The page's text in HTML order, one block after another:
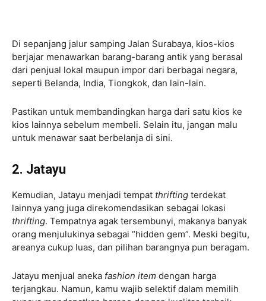
Di sepanjang jalur samping Jalan Surabaya, kios-kios
berjajar menawarkan barang-barang antik yang berasal
dari penjual lokal maupun impor dari berbagai negara,
seperti Belanda, India, Tiongkok, dan lain-lain.
Pastikan untuk membandingkan harga dari satu kios ke
kios lainnya sebelum membeli. Selain itu, jangan malu
untuk menawar saat berbelanja di sini.
2. Jatayu
Kemudian, Jatayu menjadi tempat thrifting terdekat
lainnya yang juga direkomendasikan sebagai lokasi
thrifting. Tempatnya agak tersembunyi, makanya banyak
orang menjulukinya sebagai “hidden gem”. Meski begitu,
areanya cukup luas, dan pilihan barangnya pun beragam.
Jatayu menjual aneka fashion item dengan harga
terjangkau. Namun, kamu wajib selektif dalam memilih